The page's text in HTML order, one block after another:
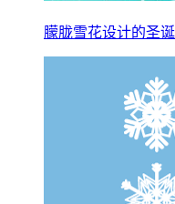
朦胧雪花设计的圣